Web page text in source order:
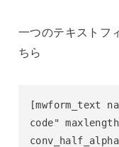
一つのテキストフ
ちら
[mwform_text
code"